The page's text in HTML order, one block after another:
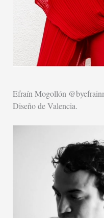
Efraín Mogollón
Diseño de Valencia.